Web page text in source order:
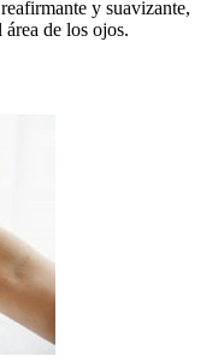
y suavizante,
de los ojos.